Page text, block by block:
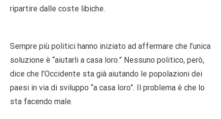
ripartire dalle coste libiche.
Sempre più politici hanno iniziato ad affermare che l’unica
soluzione è “aiutarli a casa loro.” Nessuno politico, però,
dice che l’Occidente sta già aiutando le popolazioni dei
paesi in via di sviluppo “a casa loro”. Il problema è che lo
sta facendo male.